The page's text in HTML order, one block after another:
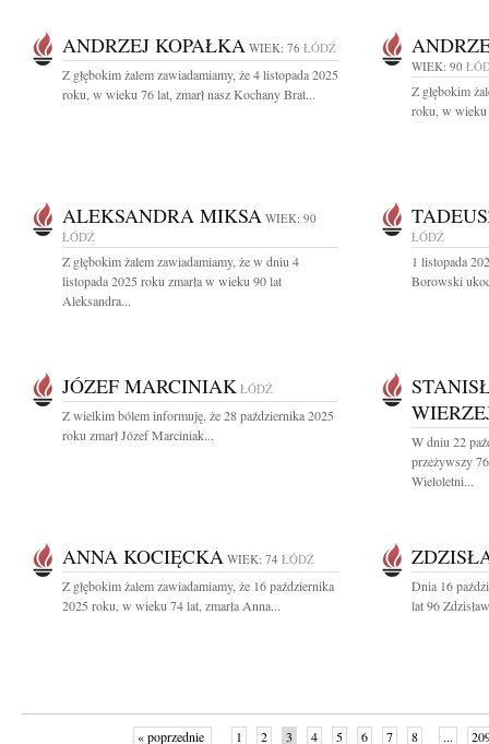
ANDRZEJ KOPAŁKA WIEK: 76 ŁÓDŹ
Z głębokim żalem zawiadamiamy, że 4 listopada 2025
roku, w wieku 76 lat, zmarł nasz Kochany Brat...
WIEK: 90
Z głębokim
roku, w wieku
ALEKSANDRA MIKSA WIEK: 90
ŁÓDŹ
Z głębokim żalem zawiadamiamy, że w dniu 4
listopada 2025 roku zmarła w wieku 90 lat
Aleksandra...
ŁÓDŹ
1 listopada
Borowski
JÓZEF MARCINIAK ŁÓDŹ
Z wielkim bólem informuję, że 28 października 2025
roku zmarł Józef Marciniak...
W dniu 22
przeżywszy
Wieloletni...
ANNA KOCIĘCKA WIEK: 74 ŁÓDŹ
Z głębokim żalem zawiadamiamy, że 16 października
2025 roku, w wieku 74 lat, zmarła Anna...
Dnia 16
lat 96
« poprzednie 1 2 3 4 5 6 7 8 ...